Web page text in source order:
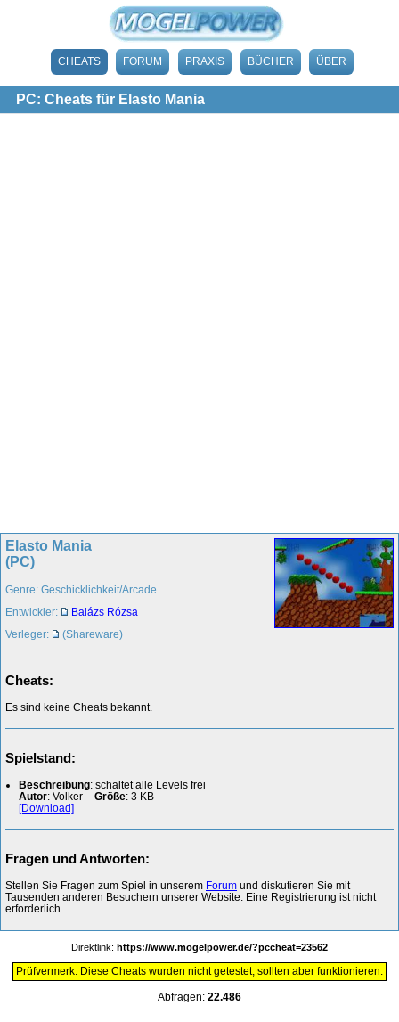
CHEATS FORUM PRAXIS BÜCHER ÜBER
PC: Cheats für Elasto Mania
Elasto Mania
(PC)
Genre: Geschicklichkeit/Arcade
Entwickler:
Balázs Rózsa
Verleger:
(Shareware)
Cheats:
Es sind keine Cheats bekannt.
Spielstand:
Beschreibung: schaltet alle Levels frei
Autor: Volker – Größe: 3 KB
[Download]
Fragen und Antworten:
Stellen Sie Fragen zum Spiel in unserem Forum und diskutieren Sie mit
Tausenden anderen Besuchern unserer Website. Eine Registrierung ist nicht
erforderlich.
Direktlink: https://www.mogelpower.de/?pccheat=23562
Prüfvermerk: Diese Cheats wurden nicht getestet, sollten aber funktionieren.
Abfragen: 22.486